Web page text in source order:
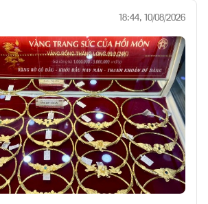
18:44, 10/08/2026